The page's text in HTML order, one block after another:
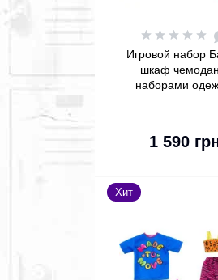
Игровой набор
шкаф
наборами
1 590
Хит